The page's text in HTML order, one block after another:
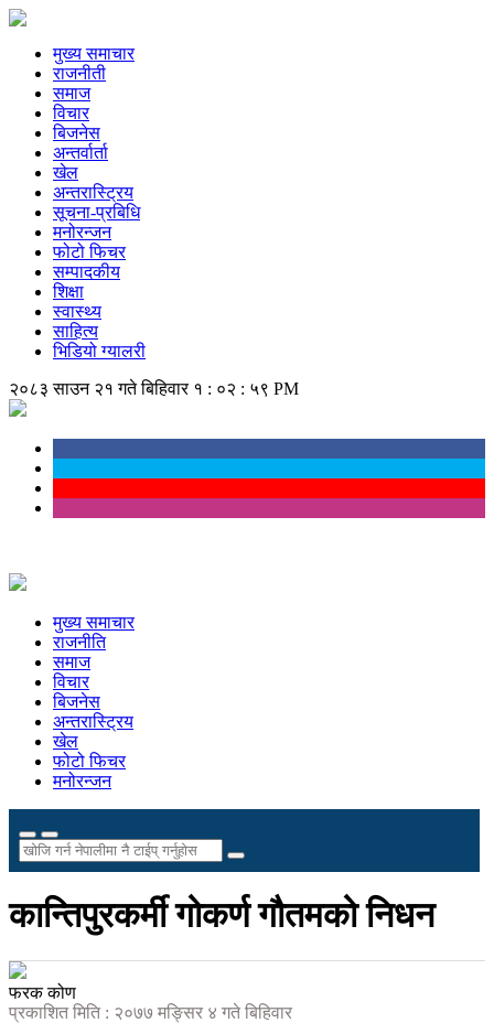
मुख्य समाचार
राजनीती
समाज
विचार
बिजनेस
अन्तर्वार्ता
खेल
अन्तरास्ट्रिय
सूचना-प्रबिधि
मनोरन्जन
फोटो फिचर
सम्पादकीय
शिक्षा
स्वास्थ्य
साहित्य
भिडियो ग्यालरी
२०८३ साउन २१ गते बिहिवार १ : ०२ : ५९ PM
मुख्य समाचार
राजनीति
समाज
विचार
बिजनेस
अन्तरास्ट्रिय
खेल
फोटो फिचर
मनोरन्जन
कान्तिपुरकर्मी गोकर्ण गौतमको निधन
फरक कोण
प्रकाशित मिति : २०७७ मङ्सिर ४ गते बिहिवार